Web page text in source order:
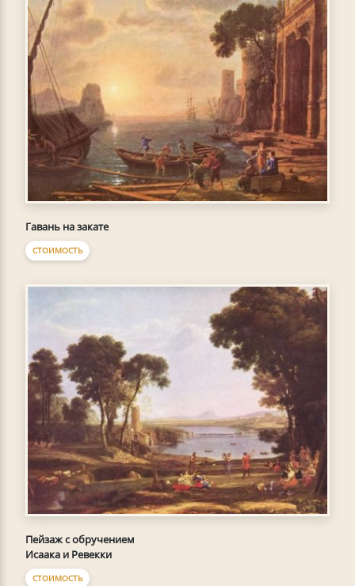
Гавань на закате
СТОИМОСТЬ
Пейзаж с обручением
Исаака и Ревекки
СТОИМОСТЬ